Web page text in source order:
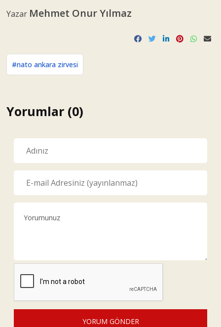
Yazar Mehmet Onur Yılmaz
#nato ankara zirvesi
Yorumlar (0)
YORUM GÖNDER